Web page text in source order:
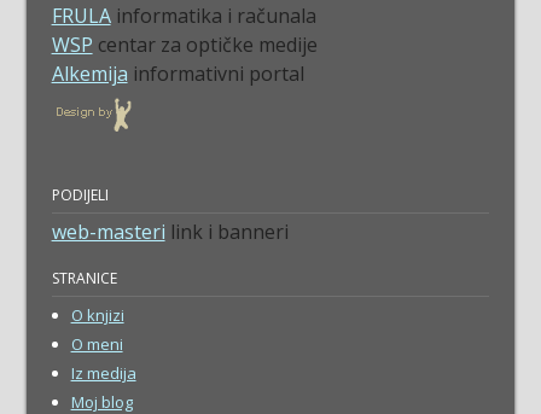
FRULAinformatika i računala
WSP centar za optičke medije
Alkemija informativni portal
PODIJELI
web-masteri link i banneri
STRANICE
O knjizi
O meni
Iz medija
Moj blog